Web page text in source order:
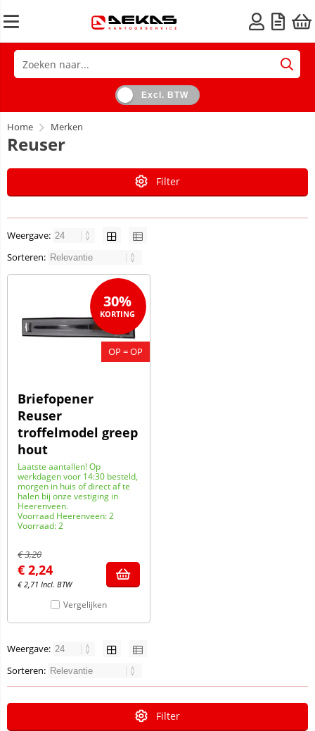
Excl. BTW
Home Merken
Reuser
Filter
Weergave:
Sorteren:
OP = OP
Briefopener
Reuser
troffelmodel greep
hout
Laatste aantallen! Op
werkdagen voor 14:30 besteld,
morgen in huis of direct af te
halen bij onze vestiging in
Heerenveen.
Voorraad Heerenveen: 2
Voorraad: 2
€3,20
30%
€ 2,24
€2,71 Incl. BTW
Vergelijken
Weergave:
Sorteren:
Filter